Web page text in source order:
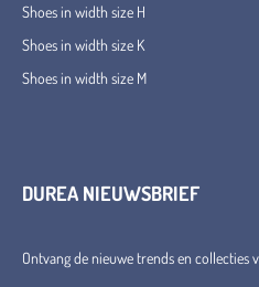
Shoes in width size H
Shoes in width size K
Shoes in width size M
DUREA NIEUWSBRIEF
Ontvang de nieuwe trends en collecties